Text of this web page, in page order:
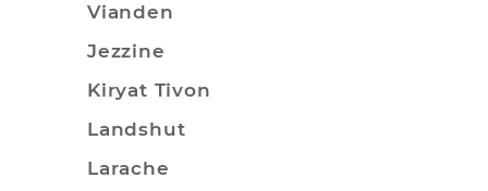
Vianden
Jezzine
Kiryat Tivon
Landshut
Larache